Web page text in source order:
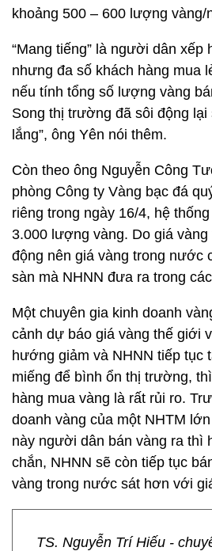
khoảng 500 – 600 lượng vàng/
“Mang tiếng” là người dân xếp
nhưng đa số khách hàng mua
nếu tính tổng số lượng vàng
Song thị trường đã sôi động lại
lắng”, ông Yên nói thêm.
Còn theo ông Nguyễn Công
phòng Công ty Vàng bạc đá
riêng trong ngày 16/4, hệ
3.000 lượng vàng. Do giá
động nên giá vàng trong nước
sàn mà NHNN đưa ra trong
Một chuyên gia kinh doanh
cảnh dự báo giá vàng thế giới
hướng giảm và NHNN tiếp tục
miếng để bình ổn thị trường,
hàng mua vàng là rất rủi ro.
doanh vàng của một NHTM
này người dân bán vàng ra thì
chắn, NHNN sẽ còn tiếp tục
vàng trong nước sát hơn với
TS. Nguyễn Trí Hiếu -